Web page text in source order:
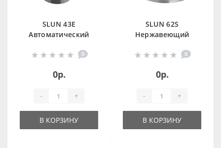
SLUN 43E
Автоматический
питьевой фонтан,
0
0р.
- +
В КОРЗИНУ
SLUN 62S
Нержавеющий
нажимной
арматура для
0
0р.
- +
В КОРЗИНУ